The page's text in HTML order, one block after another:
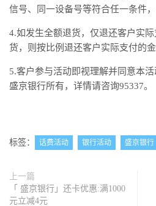
信号、同一设备号等符合任一条件
4.如发生全额退货，仅退还客户实
货，则按比例退还客户实际支付的
5.客户参与活动即视理解并同意本
盛京银行所有，详情请咨询95337。
标签： 话费活动 银行活动 盛京银行
上一篇
「 盛京银行」还卡优惠:满1000
元立减4元